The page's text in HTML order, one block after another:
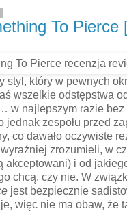
To Pierce
styl, który w pewnych
wszelkie odstępstwa
w najlepszym razie bez
jednak zespołu przed
co dawało oczywiste
zrozumieli, w
akceptowani) i od
chcą, czy nie. W
jest bezpiecznie
więc nie ma obaw, że